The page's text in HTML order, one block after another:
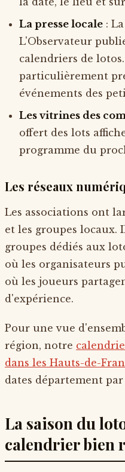
La presse locale :
L'Observateur
calendriers de
particulièrement
événements des
Les vitrines des
offert des lots
programme du
Les réseaux
Les associations ont
et les groupes locaux.
groupes dédiés aux
où les organisateurs
où les joueurs
d'expérience.
Pour une vue
région, notre
dans les Hauts-de-
dates département
La saison du
calendrier bien